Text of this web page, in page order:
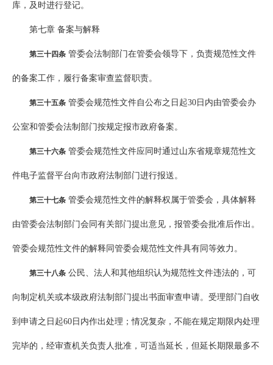
库，及时进行登记。
第七章 备案与解释
第三十四条 管委会法制部门在管委会领导下，负责规范性文件
的备案工作，履行备案审查监督职责。
第三十五条 管委会规范性文件自公布之日起30日内由管委会办
公室和管委会法制部门按规定报市政府备案。
第三十六条 管委会规范性文件应同时通过山东省规章规范性文
件电子监督平台向市政府法制部门进行报送。
第三十七条 管委会规范性文件的解释权属于管委会，具体解释
由管委会法制部门会同有关部门提出意见，报管委会批准后作出。
管委会规范性文件的解释同管委会规范性文件具有同等效力。
第三十八条 公民、法人和其他组织认为规范性文件违法的，可
向制定机关或本级政府法制部门提出书面审查申请。受理部门自收
到申请之日起60日内作出处理；情况复杂，不能在规定期限内处理
完毕的，经审查机关负责人批准，可适当延长，但延长期限最多不